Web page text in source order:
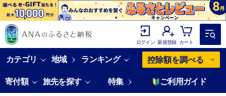
ログイン 新規登録 カート
カテゴリ 地域 ランキング 控除額を調べる
寄付額 旅先を探す 特集 ご利用ガイド